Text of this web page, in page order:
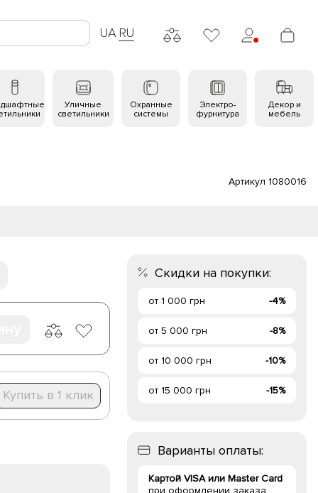
UA RU
Уличные
светильники
Охранные
системы
Электро-
фурнитура
Декор и
мебель
Артикул 1080016
Купить в 1 клик
Скидки на покупки:
от 1 000 грн -4%
от 5 000 грн -8%
от 10 000 грн -10%
от 15 000 грн -15%
Варианты оплаты:
Картой VISA или Master Card
при оформлении заказа